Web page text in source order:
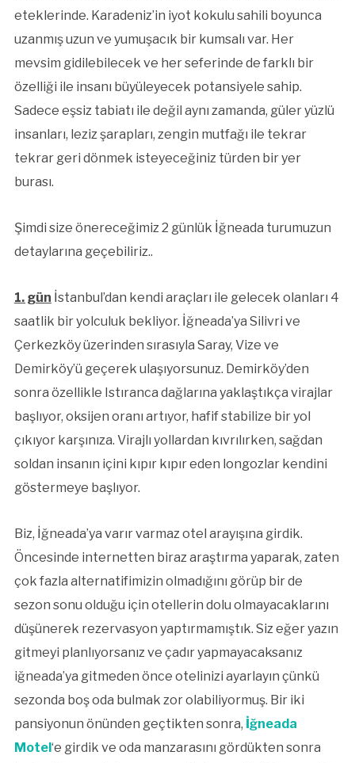
eteklerinde. Karadeniz’in iyot kokulu sahili boyunca
uzanmış uzun ve yumuşacık bir kumsalı var. Her
mevsim gidilebilecek ve her seferinde de farklı bir
özelliği ile insanı büyüleyecek potansiyele sahip.
Sadece eşsiz tabiatı ile değil aynı zamanda, güler yüzlü
insanları, leziz şarapları, zengin mutfağı ile tekrar
tekrar geri dönmek isteyeceğiniz türden bir yer
burası.
Şimdi size önereceğimiz 2 günlük İğneada turumuzun
detaylarına geçebiliriz..
1. gün İstanbul’dan kendi araçları ile gelecek olanları 4
saatlik bir yolculuk bekliyor. İğneada’ya Silivri ve
Çerkezköy üzerinden sırasıyla Saray, Vize ve
Demirköy’ü geçerek ulaşıyorsunuz. Demirköy’den
sonra özellikle Istıranca dağlarına yaklaştıkça virajlar
başlıyor, oksijen oranı artıyor, hafif stabilize bir yol
çıkıyor karşınıza. Virajlı yollardan kıvrılırken, sağdan
soldan insanın içini kıpır kıpır eden longozlar kendini
göstermeye başlıyor.
Biz, İğneada’ya varır varmaz otel arayışına girdik.
Öncesinde internetten biraz araştırma yaparak, zaten
çok fazla alternatifimizin olmadığını görüp bir de
sezon sonu olduğu için otellerin dolu olmayacaklarını
düşünerek rezervasyon yaptırmamıştık. Siz eğer yazın
gitmeyi planlıyorsanız ve çadır yapmayacaksanız
iğneada’ya gitmeden önce otelinizi ayarlayın çünkü
sezonda boş oda bulmak zor olabiliyormuş. Bir iki
pansiyonun önünden geçtikten sonra, İğneada
Motel‘e girdik ve oda manzarasını gördükten sonra